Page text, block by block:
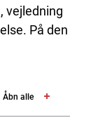
vejledning
På den
Åbn alle